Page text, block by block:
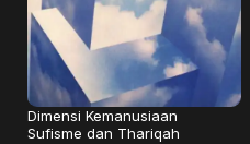
Dimensi Kemanusiaan
Sufisme dan Thariqah